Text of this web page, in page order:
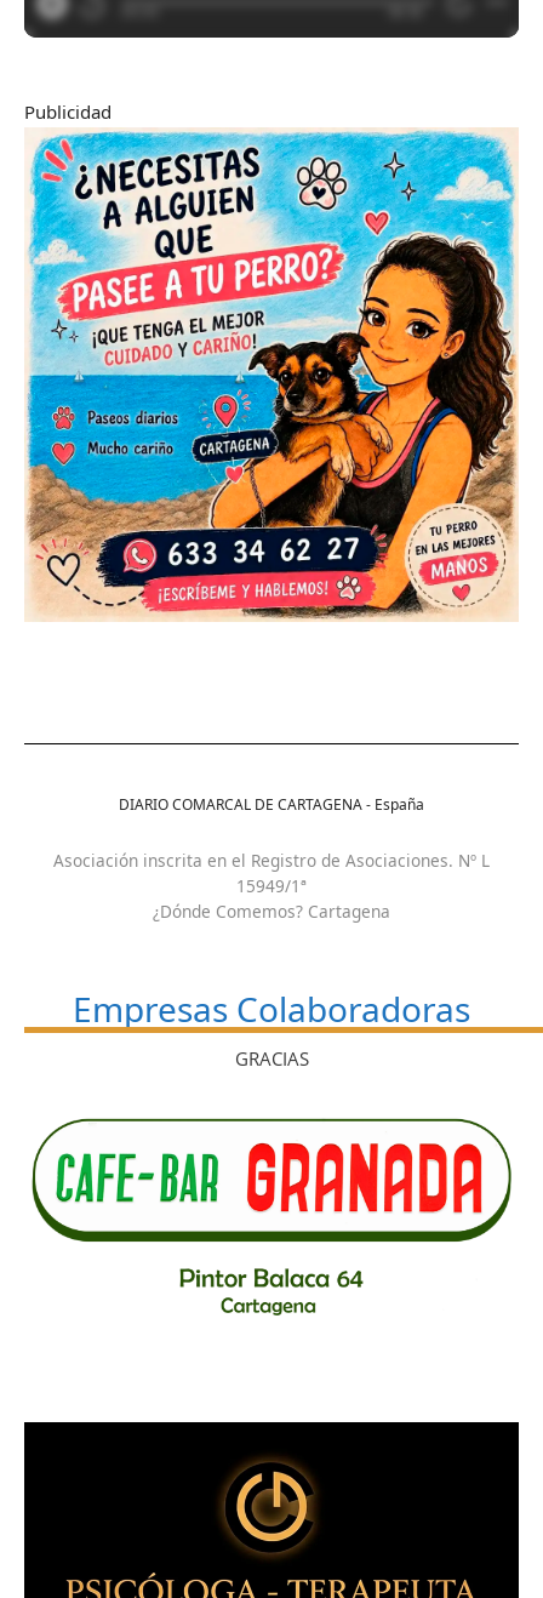
Publicidad
DIARIO COMARCAL DE CARTAGENA - España
Asociación inscrita en el Registro de Asociaciones. Nº L
15949/1ª
¿Dónde Comemos? Cartagena
Empresas Colaboradoras
GRACIAS